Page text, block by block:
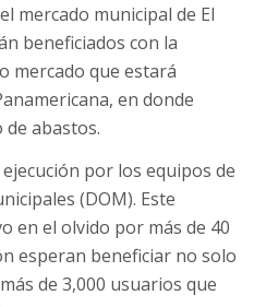
mercado municipal de El
beneficiados con la
mercado que estará
en donde
abastos.
por los equipos de
(DOM). Este
en el olvido por más de 40
esperan beneficiar no solo
de 3,000 usuarios que